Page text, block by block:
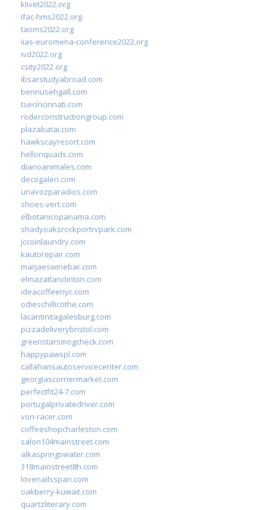
klivet2022.org
ifac-hms2022.org
taoms2022.org
iias-euromena-conference2022.org
ivd2022.org
csity2022.org
ibsarstudyabroad.com
bennusehgall.com
tsecincinnati.com
roderconstructiongroup.com
plazabatai.com
hawkscayresort.com
hellonquads.com
diarioanimales.com
decogaleri.com
unavozparadios.com
shoes-vert.com
elbotanicopanama.com
shadyoaksrockportrvpark.com
jccoinlaundry.com
kautorepair.com
marjaeswinebar.com
elmazatlanclinton.com
ideacoffeenyc.com
odieschillicothe.com
lacantinitagalesburg.com
pizzadeliverybristol.com
greenstarsmogcheck.com
happypawspl.com
callahansautoservicecenter.com
georgiascornermarket.com
perfectfit24-7.com
portugalprivatedriver.com
von-racer.com
coffeeshopcharleston.com
salon104mainstreet.com
alkaspringswater.com
318mainstreet8h.com
lovenailsspari.com
oakberry-kuwait.com
quartzliterary.com